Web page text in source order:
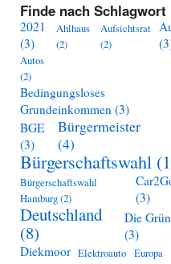
Finde nach Schlagwort
2021
(3)
Ahlhaus
(2)
Aufsichtsrat
(2)
Autos
(2)
Bedingungsloses
Grundeinkommen (3)
BGE
(3)
Bürgermeister
(4)
Bürgerschaftswahl
Bürgerschaftswahl
Hamburg(2)
(3)
Deutschland
(8)
Die
(3)
Diekmoor Elektroauto Europa